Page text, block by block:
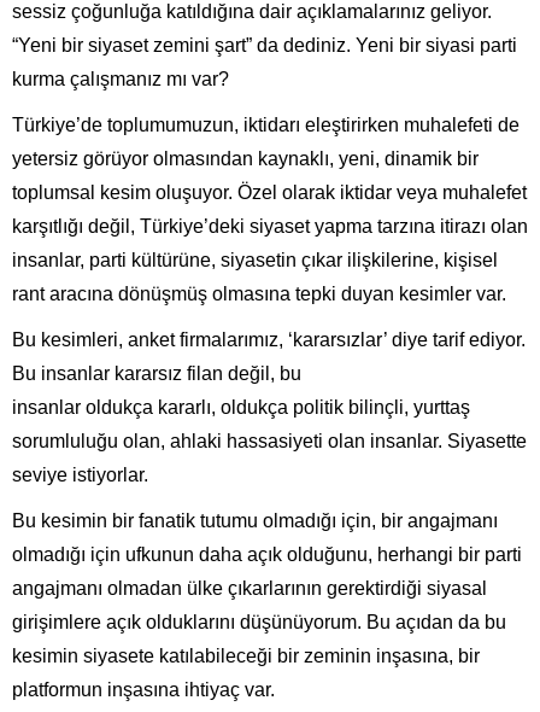
sessiz çoğunluğa katıldığına dair açıklamalarınız geliyor.
“Yeni bir siyaset zemini şart” da dediniz. Yeni bir siyasi parti
kurma çalışmanız mı var?
Türkiye’de toplumumuzun, iktidarı eleştirirken muhalefeti de
yetersiz görüyor olmasından kaynaklı, yeni, dinamik bir
toplumsal kesim oluşuyor. Özel olarak iktidar veya muhalefet
karşıtlığı değil, Türkiye’deki siyaset yapma tarzına itirazı olan
insanlar, parti kültürüne, siyasetin çıkar ilişkilerine, kişisel
rant aracına dönüşmüş olmasına tepki duyan kesimler var.
Bu kesimleri, anket firmalarımız, ‘kararsızlar’ diye tarif ediyor.
Bu insanlar kararsız filan değil, bu
insanlar oldukça kararlı, oldukça politik bilinçli, yurttaş
sorumluluğu olan, ahlaki hassasiyeti olan insanlar. Siyasette
seviye istiyorlar.
Bu kesimin bir fanatik tutumu olmadığı için, bir angajmanı
olmadığı için ufkunun daha açık olduğunu, herhangi bir parti
angajmanı olmadan ülke çıkarlarının gerektirdiği siyasal
girişimlere açık olduklarını düşünüyorum. Bu açıdan da bu
kesimin siyasete katılabileceği bir zeminin inşasına, bir
platformun inşasına ihtiyaç var.